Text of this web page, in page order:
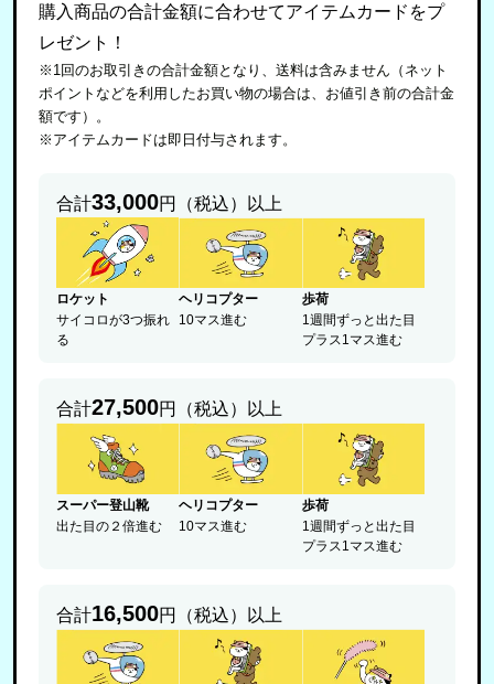
購入商品の合計金額に合わせてアイテムカードをプ
レゼント！
※1回のお取引きの合計金額となり、送料は含みません（ネット
ポイントなどを利用したお買い物の場合は、お値引き前の合計金
額です）。
※アイテムカードは即日付与されます。
合計33,000円（税込）以上
ロケット
サイコロが3つ振れ
る
ヘリコプター
10マス進む
歩荷
1週間ずっと出た目
プラス1マス進む
合計27,500円（税込）以上
スーパー登山靴
出た目の２倍進む
ヘリコプター
10マス進む
歩荷
1週間ずっと出た目
プラス1マス進む
合計16,500円（税込）以上